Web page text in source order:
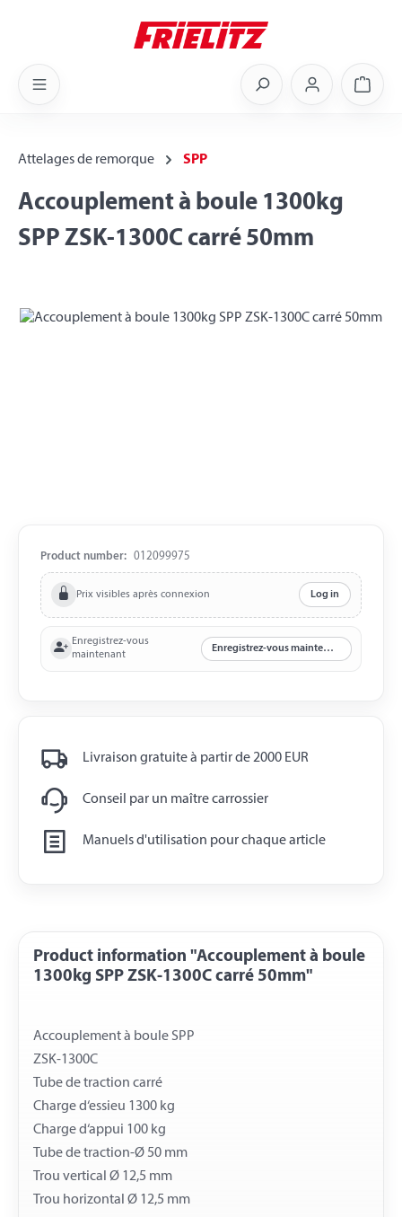
Attelages de remorque SPP
Accouplement à boule 1300kg
SPP ZSK-1300C carré 50mm
Skip image gallery
Product number: 012099975
Prix visibles après connexion Log in
Enregistrez-vous
maintenant
Enregistrez-vous maintenant
Livraison gratuite à partir de 2000 EUR
Conseil par un maître carrossier
Manuels d'utilisation pour chaque article
Product information "Accouplement à boule
1300kg SPP ZSK-1300C carré 50mm"
Accouplement à boule SPP
ZSK-1300C
Tube de traction carré
Charge d‘essieu 1300 kg
Charge d‘appui 100 kg
Tube de traction-Ø 50 mm
Trou vertical Ø 12,5 mm
Trou horizontal Ø 12,5 mm